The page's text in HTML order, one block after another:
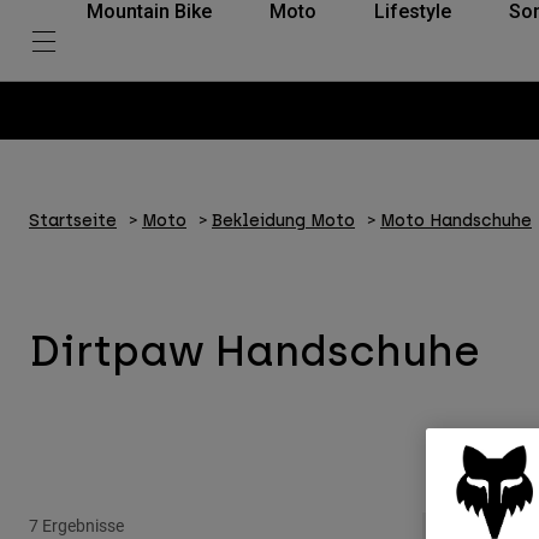
Mountain Bike Moto Lifestyle
Startseite Moto Bekleidung Moto Moto Handschuhe
Dirtpaw Handschuhe
7 Ergebnisse